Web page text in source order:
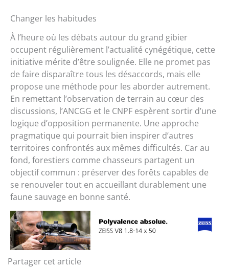
Changer les habitudes
À l’heure où les débats autour du grand gibier
occupent régulièrement l’actualité cynégétique, cette
initiative mérite d’être soulignée. Elle ne promet pas
de faire disparaître tous les désaccords, mais elle
propose une méthode pour les aborder autrement.
En remettant l’observation de terrain au cœur des
discussions, l’ANCGG et le CNPF espèrent sortir d’une
logique d’opposition permanente. Une approche
pragmatique qui pourrait bien inspirer d’autres
territoires confrontés aux mêmes difficultés. Car au
fond, forestiers comme chasseurs partagent un
objectif commun : préserver des forêts capables de
se renouveler tout en accueillant durablement une
faune sauvage en bonne santé.
Partager cet article